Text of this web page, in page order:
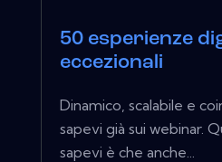
50 esperienze
eccezionali
Dinamico, scalabile e
sapevi già sui webinar.
sapevi è che anche...